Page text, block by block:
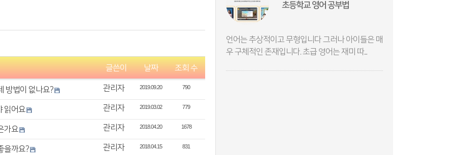
글쓴이 날짜 조회 수
방법이 없나요? 관리자 2019.09.20 790
읽어요 관리자 2019.03.02 779
가요 관리자 2018.04.20 1678
을까요? 관리자 2018.04.15 831
초등학교 영어 공부법
언어는 추상적이고 무형입니다 그러나 아이들은 매
우 구체적인 존재입니다. 초급 영어는 재미 따...